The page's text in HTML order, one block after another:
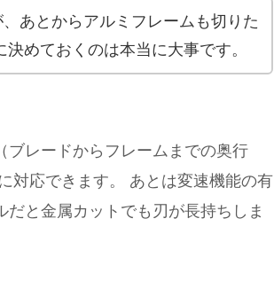
あとからアルミフレームも切りた
めておくのは本当に大事です。
ブレードからフレームまでの奥行
対応できます。 あとは変速機能の有
と金属カットでも刃が長持ちしま